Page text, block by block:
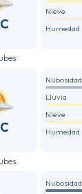
Nieve
Humedad
Nubosidad
Lluvia
Nieve
Humedad
Nubosidad